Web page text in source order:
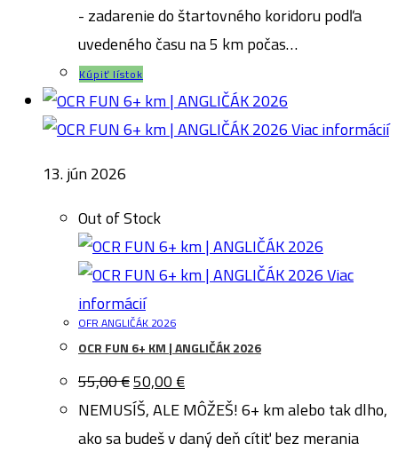
- zadarenie do štartovného koridoru podľa
uvedeného času na 5 km počas…
Kúpiť lístok
Viac informácií
13. jún 2026
Out of Stock
Viac
informácií
OFR ANGLIČÁK 2026
OCR FUN 6+ KM | ANGLIČÁK 2026
55,00€Pôvodná
cena
bola:
55,00 €.
50,00 €Aktuálna
cena
je:
50,00 €.
NEMUSÍŠ, ALE MÔŽEŠ! 6+ km alebo tak dlho,
ako sa budeš v daný deň cítiť bez merania